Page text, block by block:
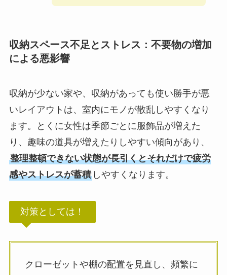
収納スペース不足とストレス：不要物の増加
による悪影響
収納が少ない家や、収納があっても使い勝手が悪
いレイアウトは、室内にモノが散乱しやすくなり
ます。とくに女性は季節ごとに服飾品が増えた
り、趣味の道具が増えたりしやすい傾向があり、
整理整頓できない状態が長引くとそれだけで疲労
感やストレスが蓄積しやすくなります。
対策としては！
クローゼットや棚の配置を見直し、頻繁に